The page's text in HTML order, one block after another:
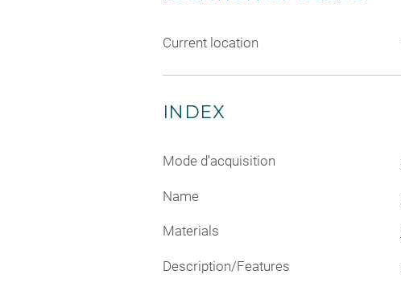
Current location
INDEX
Mode d'acquisition
Name
Materials
Description/Features